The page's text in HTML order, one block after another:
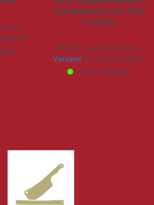
drin –
handsigniert von Dirk
Ludwig
19% USt. sind schon drin –
Versand kommt obendrauf.
sofort verfügbar